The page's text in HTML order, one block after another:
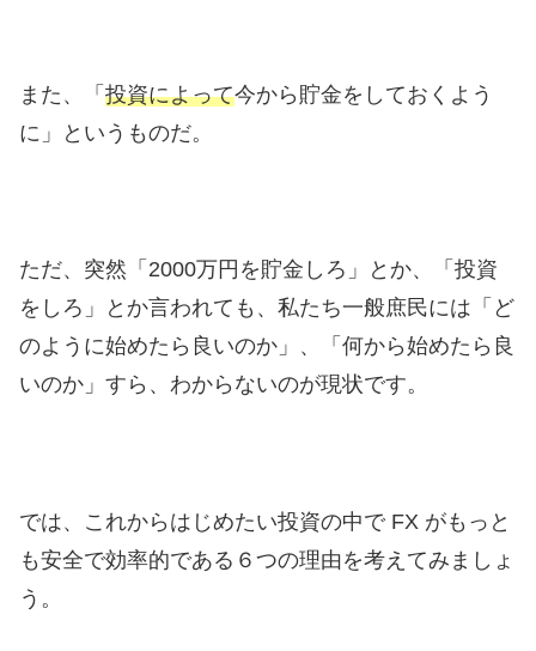
また、「 投資によって今から貯金をしておくよう
に」というものだ。
ただ、突然「2000万円を貯金しろ」とか、「投資
をしろ」とか言われても、私たち一般庶民には「ど
のように始めたら良いのか」、「何から始めたら良
いのか」すら、わからないのが現状です。
では、これからはじめたい投資の中で FX がもっと
も安全で効率的である６つの理由を考えてみましょ
う。